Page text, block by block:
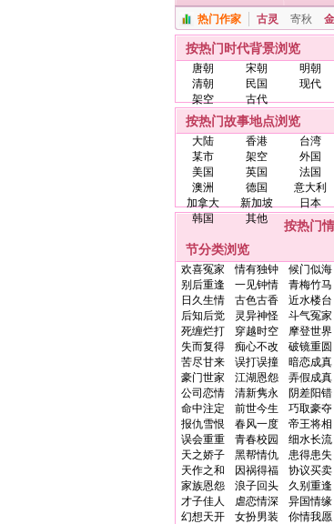
热门作家 古灵 寄秋
按热门时代背景浏览
唐朝 宋朝
明朝
清朝
民国
现代
架空
古代
按热门故事地点浏览
大陆 香港
台湾
某市
架空
外国
美国
英国
法国
澳洲
德国
意大利
加拿大
新加坡
日本
韩国
其他
按热门情
节分类浏览
欢喜冤家 情有独钟
候门似海
别后重逢
一见钟情
青梅竹马
日久生情
古色古香
近水楼台
后知后觉
灵异神怪
斗气冤家
死缠烂打
穿越时空
摩登世界
失而复得
痴心不改
破镜重圆
苦尽甘来
误打误撞
暗恋成真
豪门世家
江湖恩怨
弄假成真
公司恋情
清新隽永
阴差阳错
命中注定
前世今生
巧取豪夺
报仇雪恨
春风一度
帝王将相
误会重重
青春校园
细水长流
天之娇子
黑帮情仇
患得患失
天作之和
因祸得福
协议买卖
家族恩怨
浪子回头
久别重逢
才子佳人
虐恋情深
异国情缘
幻想天开
女扮男装
你情我愿